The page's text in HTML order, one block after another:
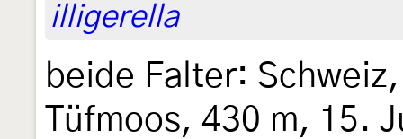
illigerella
beide Falter:
Tüfmoos, 430 m, 15.